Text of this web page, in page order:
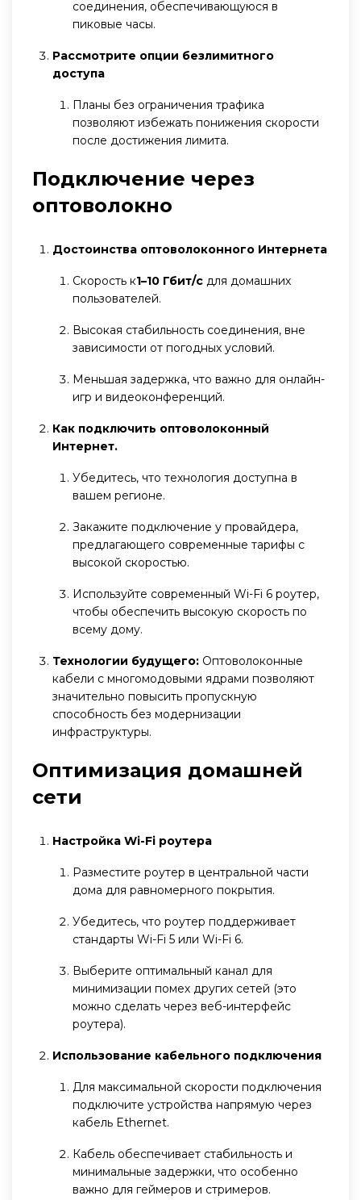
соединения, обеспечивающуюся в
пиковые часы.
Рассмотрите опции безлимитного
доступа
Планы без ограничения трафика
позволяют избежать понижения скорости
после достижения лимита.
Подключение через
оптоволокно
Достоинства оптоволоконного Интернета
Скорость к1–10 Гбит/с для домашних
пользователей.
Высокая стабильность соединения, вне
зависимости от погодных условий.
Меньшая задержка, что важно для онлайн-
игр и видеоконференций.
Как подключить оптоволоконный
Интернет.
Убедитесь, что технология доступна в
вашем регионе.
Закажите подключение у провайдера,
предлагающего современные тарифы с
высокой скоростью.
Используйте современный Wi-Fi 6 роутер,
чтобы обеспечить высокую скорость по
всему дому.
Технологии будущего: Оптоволоконные
кабели с многомодовыми ядрами позволяют
значительно повысить пропускную
способность без модернизации
инфраструктуры.
Оптимизация домашней
сети
Настройка Wi-Fi роутера
Разместите роутер в центральной части
дома для равномерного покрытия.
Убедитесь, что роутер поддерживает
стандарты Wi-Fi 5 или Wi-Fi 6.
Выберите оптимальный канал для
минимизации помех других сетей (это
можно сделать через веб-интерфейс
роутера).
Использование кабельного подключения
Для максимальной скорости подключения
подключите устройства напрямую через
кабель Ethernet.
Кабель обеспечивает стабильность и
минимальные задержки, что особенно
важно для геймеров и стримеров.